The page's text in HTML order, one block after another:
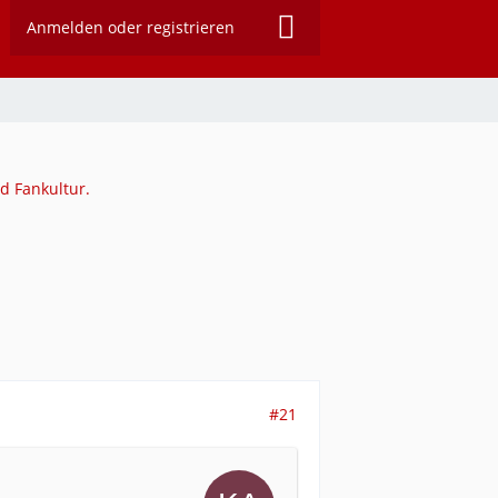
Anmelden oder registrieren
Fankultur.
#21